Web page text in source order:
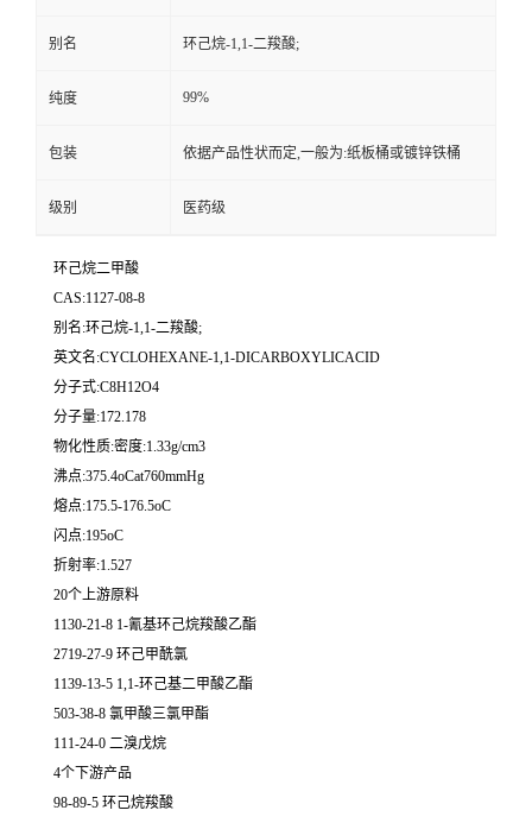
别名 环己烷-1,1-二羧酸;
纯度 99%
包装 依据产品性状而定,一般为:纸板桶或镀锌铁桶
级别 医药级
环己烷二甲酸
CAS:1127-08-8
别名:环己烷-1,1-二羧酸;
英文名:CYCLOHEXANE-1,1-DICARBOXYLICACID
分子式:C8H12O4
分子量:172.178
物化性质:密度:1.33g/cm3
沸点:375.4oCat760mmHg
熔点:175.5-176.5oC
闪点:195oC
折射率:1.527
20个上游原料
1130-21-8 1-氰基环己烷羧酸乙酯
2719-27-9 环己甲酰氯
1139-13-5 1,1-环己基二甲酸乙酯
503-38-8 氯甲酸三氯甲酯
111-24-0 二溴戊烷
4个下游产品
98-89-5 环己烷羧酸